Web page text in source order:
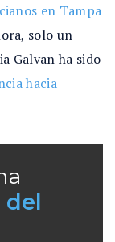
en Tampa
solo un
Galvan ha sido
hacia
del